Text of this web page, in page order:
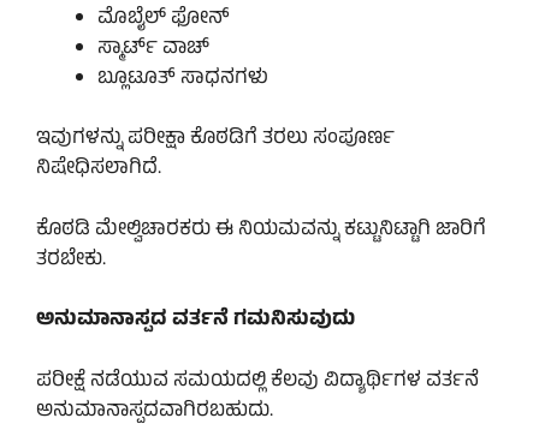
ಮೊಬೈಲ್ ಫೋನ್
ಸ್ಮಾರ್ಟ್ ವಾಚ್
ಬ್ಲೂಟೂತ್ ಸಾಧನಗಳು
ಇವುಗಳನ್ನು ಪರೀಕ್ಷಾ ಕೊಠಡಿಗೆ ತರಲು ಸಂಪೂರ್ಣ
ನಿಷೇಧಿಸಲಾಗಿದೆ.
ಕೊಠಡಿ ಮೇಲ್ವಿಚಾರಕರು ಈ ನಿಯಮವನ್ನು ಕಟ್ಟುನಿಟ್ಟಾಗಿ ಜಾರಿಗೆ
ತರಬೇಕು.
ಅನುಮಾನಾಸ್ಪದ ವರ್ತನೆ ಗಮನಿಸುವುದು
ಪರೀಕ್ಷೆ ನಡೆಯುವ ಸಮಯದಲ್ಲಿ ಕೆಲವು ವಿದ್ಯಾರ್ಥಿಗಳ ವರ್ತನೆ
ಅನುಮಾನಾಸ್ಪದವಾಗಿರಬಹುದು.